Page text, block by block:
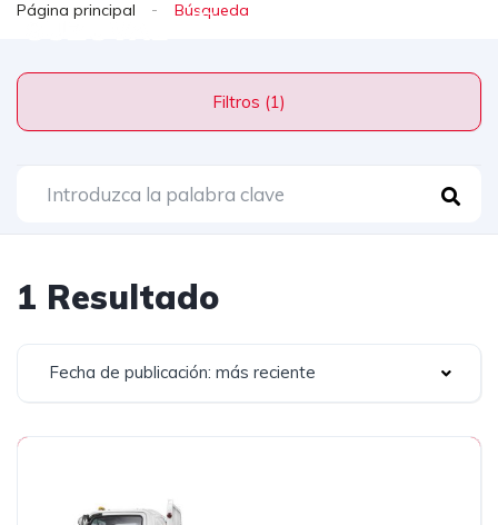
Página principal
Filtros (1)
1 Resultado
Fecha de publicación: más reciente